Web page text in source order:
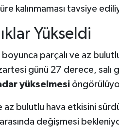
kalınmaması tavsiye
Yükseldi
parçalı ve az
günü 27 derece, salı
yükselmesi
az bulutlu hava etkisini
değişmesi